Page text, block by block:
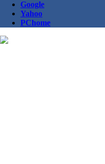
Google
Yahoo
PChome